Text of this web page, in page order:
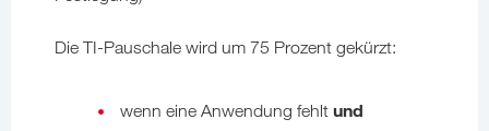
Die TI-Pauschale wird um 75 Prozent gekürzt:
wenn eine Anwendung fehlt und